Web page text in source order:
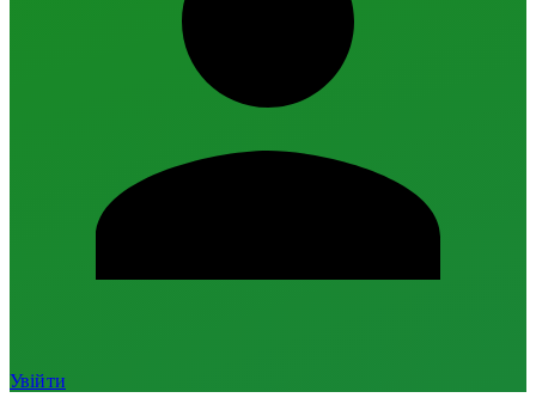
Увійти